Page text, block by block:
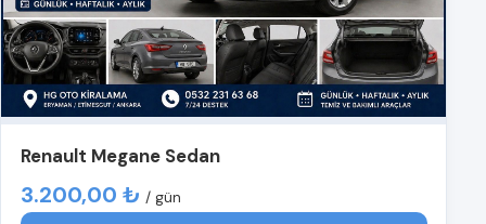
Renault Megane Sedan
3.200,00 ₺ / gün